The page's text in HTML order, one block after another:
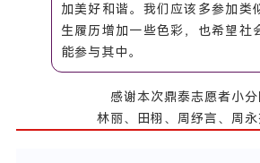
加美好和谐。我们应该多参加类
生履历增加一些色彩，也希望社
能参与其中。
感谢本次鼎泰志愿者小分
林丽、田栩、周纾言、周永